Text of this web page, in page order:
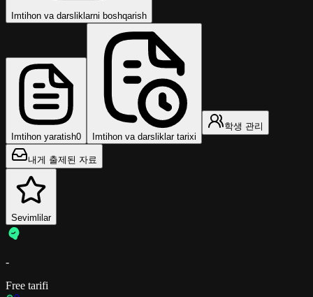
Imtihon va darsliklarni boshqarish
Imtihon yaratish0 Imtihon va darsliklar tarixi
학생 관리
내게 출제된 자료
Sevimlilar
-
Free tarifi